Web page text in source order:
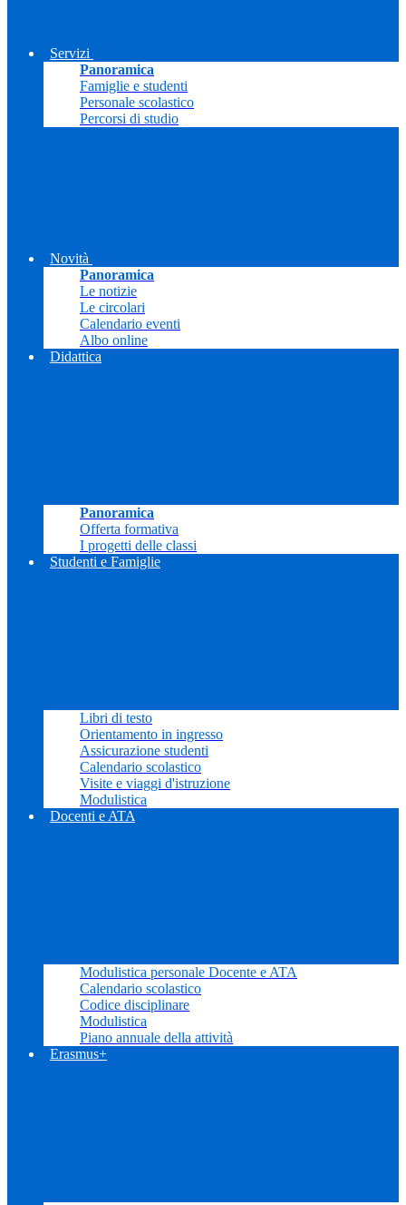
Servizi
Panoramica
Famiglie e studenti
Personale scolastico
Percorsi di studio
Novità
Panoramica
Le notizie
Le circolari
Calendario eventi
Albo online
Didattica
Panoramica
Offerta formativa
I progetti delle classi
Studenti e Famiglie
Libri di testo
Orientamento in ingresso
Assicurazione studenti
Calendario scolastico
Visite e viaggi d'istruzione
Modulistica
Docenti e ATA
Modulistica personale Docente e ATA
Calendario scolastico
Codice disciplinare
Modulistica
Piano annuale della attività
Erasmus+